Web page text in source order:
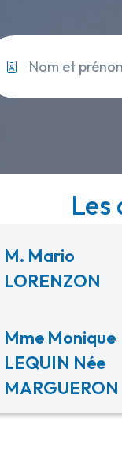
Les
M. Mario
LORENZON
Mme Monique
LEQUIN Née
MARGUERON